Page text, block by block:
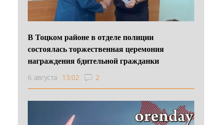
В Тоцком районе в отделе полиции
состоялась торжественная церемония
награждения бдительной гражданки
6 августа 13:02 2